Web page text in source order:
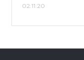
02.11.20